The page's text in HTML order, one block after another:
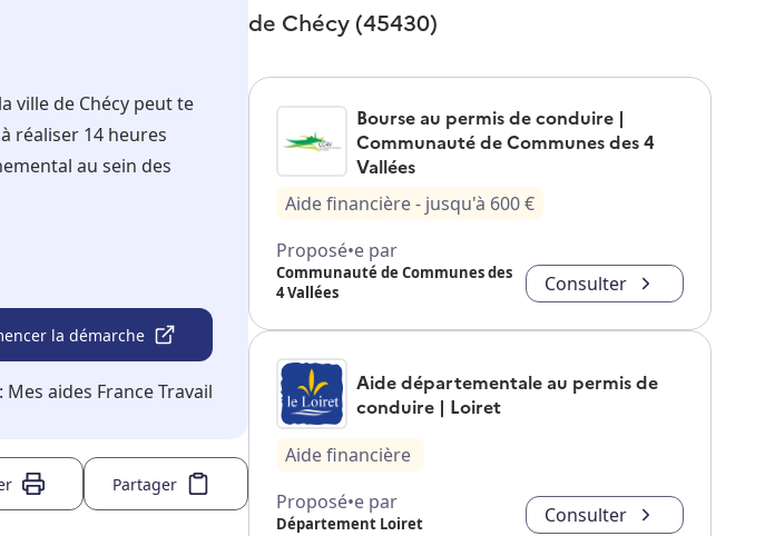
ville de Chécy peut te
réaliser 14 heures
au sein des
la démarche
Mes aides France Travail
Partager
de Chécy (45430)
Bourse au permis de conduire |
Communauté de Communes des 4
Vallées
Aide financière- jusqu'à 600€
Proposé•e par
Communauté de Communes des
4 Vallées
Consulter
Aide départementale au permis de
conduire | Loiret
Aide financière
Proposé•e par
Département Loiret Consulter